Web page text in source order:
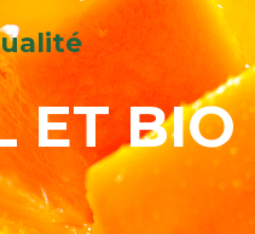
ET BIO